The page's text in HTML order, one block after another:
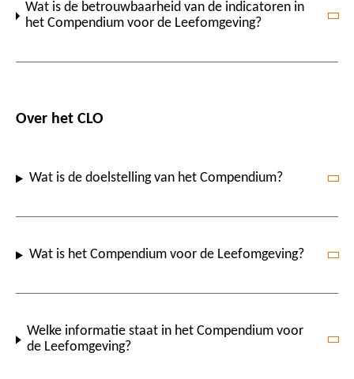
Wat is de betrouwbaarheid van de indicatoren in
het Compendium voor de Leefomgeving?
Over het CLO
Wat is de doelstelling van het Compendium?
Wat is het Compendium voor de Leefomgeving?
Welke informatie staat in het Compendium voor
de Leefomgeving?